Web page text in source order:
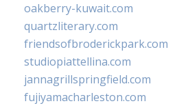
oakberry-kuwait.com
quartzliterary.com
friendsofbroderickpark.com
studiopiattellina.com
jannagrillspringfield.com
fujiyamacharleston.com